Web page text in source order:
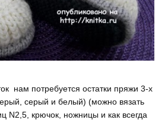
нам потребуется остатки пряжи 3-х
серый и белый) (можно вязать
N2,5, крючок, ножницы и как всегда